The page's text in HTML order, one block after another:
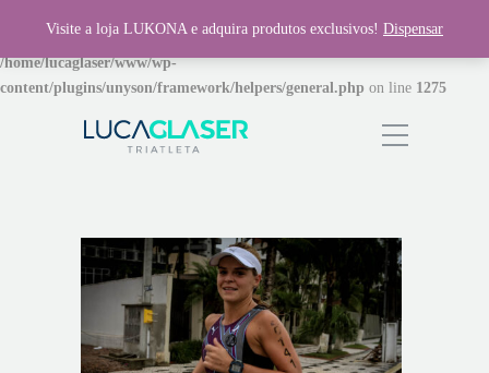
Warning: Invalid argument supplied for foreach() in
/home/lucaglaser/www/wp-
content/plugins/unyson/framework/helpers/general.php on line 1275
Visite a loja LUKONA e adquira produtos exclusivos! Dispensar